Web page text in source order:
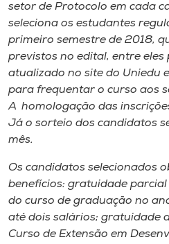
setor de Protocolo em cada
seleciona os estudantes
primeiro semestre de 2018,
previstos no edital, entre eles
atualizado no site do Uniedu
para frequentar o curso aos
A homologação das
Já o sorteio dos candidatos
mês.
Os candidatos selecionados
benefícios: gratuidade parcial
do curso de graduação no
até dois salários; gratuidade
Curso de Extensão em